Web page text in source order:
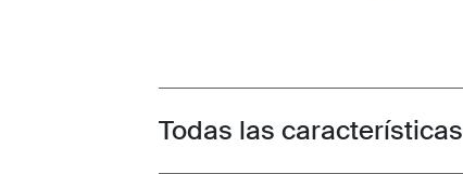
Toggle features
Todas las características